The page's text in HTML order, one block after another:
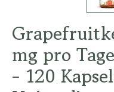
mg pro
- 120